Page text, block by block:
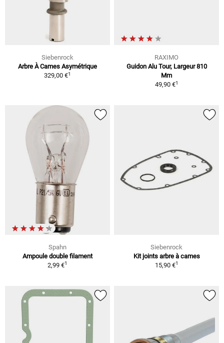
Siebenrock
Arbre À Cames Asymétrique
329,00 €1
RAXIMO
Guidon Alu Tour, Largeur 810
Mm
49,90 €1
Spahn
Ampoule double filament
2,99 €1
Siebenrock
Kit joints arbre à cames
15,90 €1